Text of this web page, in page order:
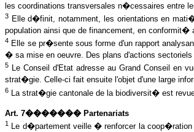
les coordinations transversales n�cessaires entre
3 Elle d�finit, notamment, les orientations en
population ainsi que de financement, en
4 Elle se pr�sente sous forme d'un rapport
� sa mise en oeuvre. Des plans d'actions
5 Le Conseil d'Etat adresse au Grand Conseil
strat�gie. Celle-ci fait ensuite l'objet d'une large
6 La strat�gie cantonale de la biodiversit� est
Art. 7������� Partenariats
1
Le d�partement veille � renforcer la